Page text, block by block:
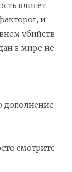
влияет
и
убийств
в мире не
дополнение
смотрите